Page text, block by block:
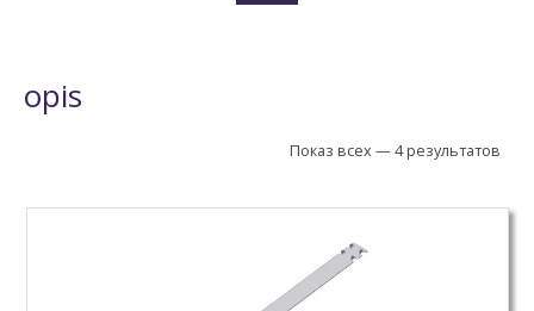
opis
Показ всех — 4 результатов